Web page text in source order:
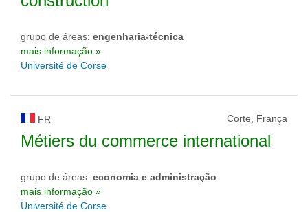
grupo de áreas: engenharia-técnica
mais informação »
Université de Corse
FR Corte, França
Métiers du commerce international
grupo de áreas: economia e administração
mais informação »
Université de Corse